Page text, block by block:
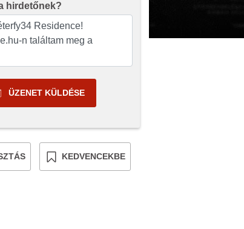
hirdetőnek?
ÜZENET KÜLDÉSE
KEDVENCEKBE